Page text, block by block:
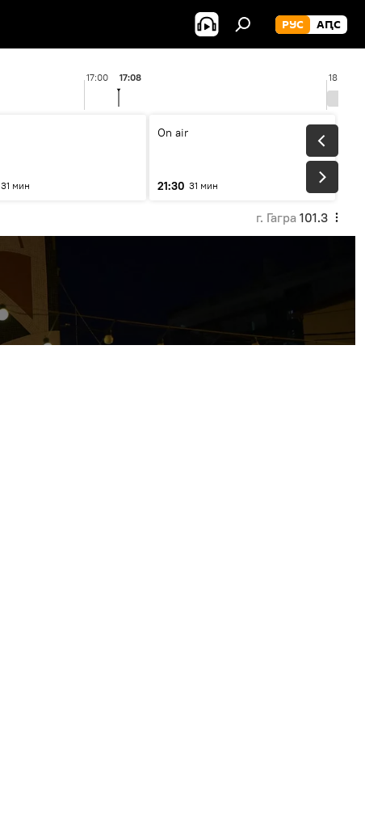
РУС АԤС
17:00 18:00
17:08
31 мин
On air
21:30 31 мин
г. Гагра 101.3